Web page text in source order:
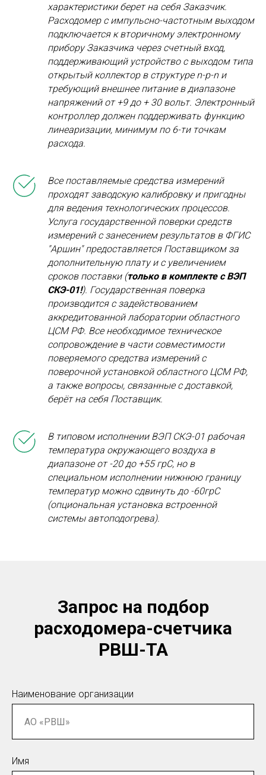
характеристики берет на себя Заказчик.
Расходомер с импульсно-частотным выходом
подключается к вторичному электронному
прибору Заказчика через счетный вход,
поддерживающий устройство с выходом типа
открытый коллектор в структуре n-p-n и
требующий внешнее питание в диапазоне
напряжений от +9 до + 30 вольт. Электронный
контроллер должен поддерживать функцию
линеаризации, минимум по 6-ти точкам
расхода.
Все поставляемые средства измерений
проходят заводскую калибровку и пригодны
для ведения технологических процессов.
Услуга государственной поверки средств
измерений с занесением результатов в ФГИС
"Аршин" предоставляется Поставщиком за
дополнительную плату и с увеличением
сроков поставки (только в комплекте с ВЭП
СКЭ-01!). Государственная поверка
производится с задействованием
аккредитованной лаборатории областного
ЦСМ РФ. Все необходимое техническое
сопровождение в части совместимости
поверяемого средства измерений с
поверочной установкой областного ЦСМ РФ,
а также вопросы, связанные с доставкой,
берёт на себя Поставщик.
В типовом исполнении ВЭП СКЭ-01 рабочая
температура окружающего воздуха в
диапазонеот -20 до +55 грС, но в
специальном исполнении нижнюю границу
температур можно сдвинуть до -60грС
(опциональная установка встроенной
системы автоподогрева).
Запрос на подбор
расходомера-счетчика
РВШ-ТА
Наименование организации
Имя